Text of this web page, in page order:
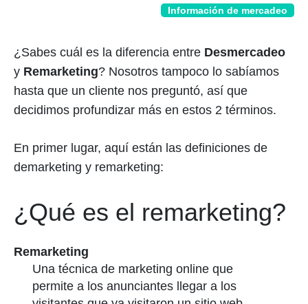
Información de mercadeo
¿Sabes cuál es la diferencia entre Desmercadeo
y Remarketing? Nosotros tampoco lo sabíamos
hasta que un cliente nos preguntó, así que
decidimos profundizar más en estos 2 términos.
En primer lugar, aquí están las definiciones de
demarketing y remarketing:
¿Qué es el remarketing?
Remarketing
Una técnica de marketing online que
permite a los anunciantes llegar a los